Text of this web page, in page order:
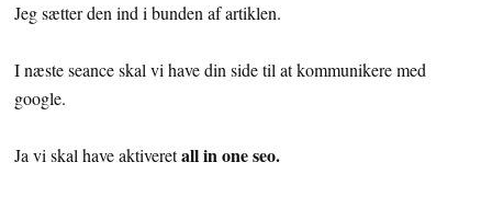
Jeg sætter den ind i bunden af artiklen.
I næste seance skal vi have din side til at kommunikere med
google.
Ja vi skal have aktiveretall in one seo.